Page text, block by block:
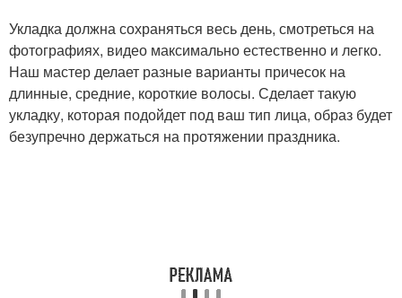
Укладка должна сохраняться весь день, смотреться на
фотографиях, видео максимально естественно и легко.
Наш мастер делает разные варианты причесок на
длинные, средние, короткие волосы. Сделает такую
укладку, которая подойдет под ваш тип лица, образ будет
безупречно держаться на протяжении праздника.